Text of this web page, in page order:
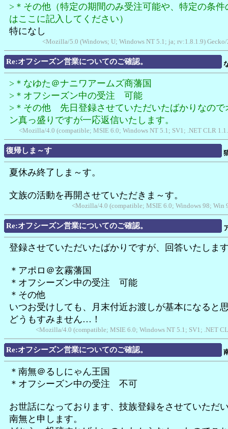
>＊その他（特定の期間のみ受注可能や、特定の条件
はここに記入してください）
特になし
<Mozilla/5.0 (Windows; U; Windows NT 5.1; ja; rv:1.8.1.9)
Re:オフシーズン営業についてのご確認。
>＊なゆた＠ナニワアームズ商藩国
>＊オフシーズン中の受注 可能
>＊その他 先日登録させていただいたばかりなので
ン真っ盛りですが一応返信いたします。
<Mozilla/4.0 (compatible; MSIE 6.0; Windows NT 5.1; SV1; .NET CLR
復帰しま～す
夏休み終了しま～す。
文族の活動を再開させていただきま～す。
<Mozilla/4.0 (compatible; MSIE 6.0; Windows 98;
Re:オフシーズン営業についてのご確認。
登録させていただいたばかりですが、回答いたしま
＊アポロ＠玄霧藩国
＊オフシーズン中の受注 可能
＊その他
いつお受けしても、月末付近お渡しが基本になると
どうもすみません…！
<Mozilla/4.0 (compatible; MSIE 6.0; Windows NT 5.1; SV1; .NET
Re:オフシーズン営業についてのご確認。
＊南無＠るしにゃん王国
＊オフシーズン中の受注 不可
お世話になっております、技族登録をさせていただ
南無と申します。